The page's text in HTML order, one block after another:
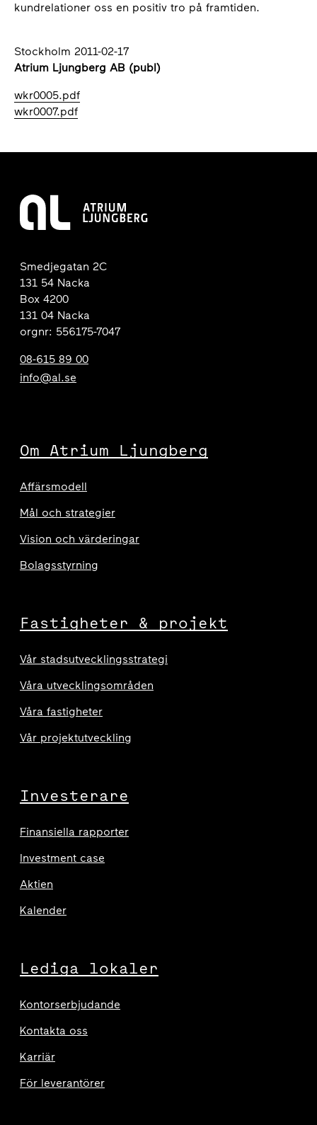
kundrelationer oss en positiv tro på framtiden.
Stockholm 2011-02-17
Atrium Ljungberg AB (publ)
wkr0005.pdf
wkr0007.pdf
Smedjegatan 2C
131 54 Nacka
Box 4200
131 04 Nacka
orgnr: 556175-7047
08-615 89 00
info@al.se
Om Atrium Ljungberg
Affärsmodell
Mål och strategier
Vision och värderingar
Bolagsstyrning
Fastigheter & projekt
Vår stadsutvecklingsstrategi
Våra utvecklingsområden
Våra fastigheter
Vår projektutveckling
Investerare
Finansiella rapporter
Investment case
Aktien
Kalender
Lediga lokaler
Kontorserbjudande
Kontakta oss
Karriär
För leverantörer